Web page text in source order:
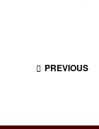
PREVIOUS